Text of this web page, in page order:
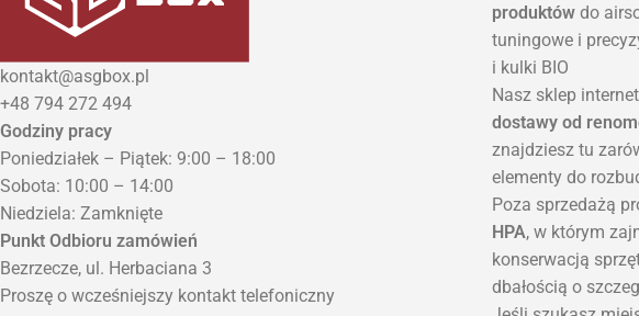
kontakt@asgbox.pl
+48 794 272 494
Godziny pracy
Poniedziałek – Piątek: 9:00 – 18:00
Sobota: 10:00 – 14:00
Niedziela: Zamknięte
Punkt Odbioru zamówień
Bezrzecze, ul. Herbaciana 3
Proszę o wcześniejszy kontakt telefoniczny
produktów do
tuningowe i
i kulki BIO
Nasz sklep
dostawy od
znajdziesz tu
elementy do
Poza sprzedażą
HPA, w którym
konserwacją
dbałością o